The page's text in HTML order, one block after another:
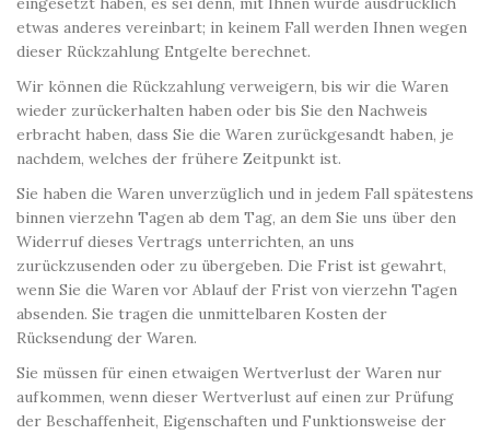
etwas anderes vereinbart; in keinem Fall werden Ihnen wegen
dieser Rückzahlung Entgelte berechnet.
Wir können die Rückzahlung verweigern, bis wir die Waren
wieder zurückerhalten haben oder bis Sie den Nachweis
erbracht haben, dass Sie die Waren zurückgesandt haben, je
nachdem, welches der frühere Zeitpunkt ist.
Sie haben die Waren unverzüglich und in jedem Fall spätestens
binnen vierzehn Tagen ab dem Tag, an dem Sie uns über den
Widerruf dieses Vertrags unterrichten, an uns
zurückzusenden oder zu übergeben. Die Frist ist gewahrt,
wenn Sie die Waren vor Ablauf der Frist von vierzehn Tagen
absenden. Sie tragen die unmittelbaren Kosten der
Rücksendung der Waren.
Sie müssen für einen etwaigen Wertverlust der Waren nur
aufkommen, wenn dieser Wertverlust auf einen zur Prüfung
der Beschaffenheit, Eigenschaften und Funktionsweise der